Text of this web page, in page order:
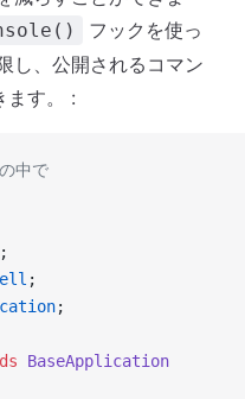
フックを使っ
し、公開されるコマン
ます。 :
中で
;
;
;
BaseApplication